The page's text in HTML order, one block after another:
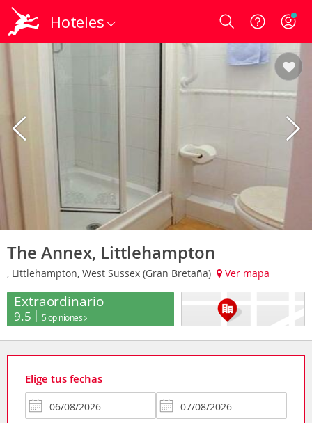
Hoteles Login
The Annex, Littlehampton
, Littlehampton, West Sussex (Gran Bretaña) Ver mapa
Extraordinario
9.5 5 opiniones
Elige tus fechas